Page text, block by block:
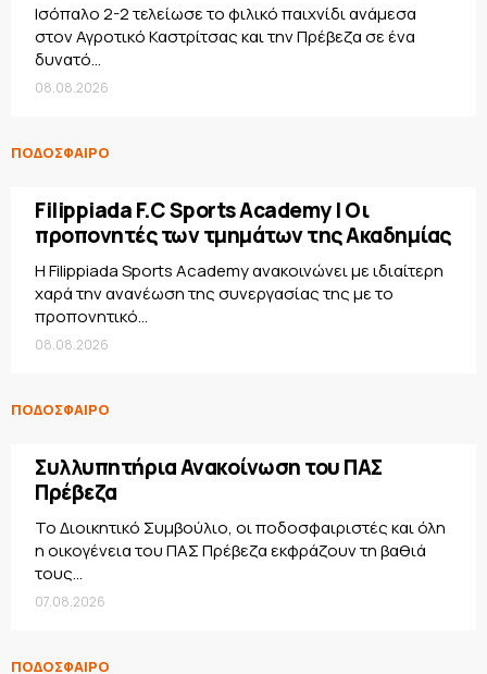
Ισόπαλο 2-2 τελείωσε το φιλικό παιχνίδι ανάμεσα
στον Αγροτικό Καστρίτσας και την Πρέβεζα σε ένα
δυνατό...
08.08.2026
ΠΟΔΟΣΦΑΙΡΟ
Filippiada F.C Sports Academy | Οι
προπονητές των τμημάτων της Ακαδημίας
Η Filippiada Sports Academy ανακοινώνει με ιδιαίτερη
χαρά την ανανέωση της συνεργασίας της με το
προπονητικό...
08.08.2026
ΠΟΔΟΣΦΑΙΡΟ
Συλλυπητήρια Ανακοίνωση του ΠΑΣ
Πρέβεζα
Το Διοικητικό Συμβούλιο, οι ποδοσφαιριστές και όλη
η οικογένεια του ΠΑΣ Πρέβεζα εκφράζουν τη βαθιά
τους...
07.08.2026
ΠΟΔΟΣΦΑΙΡΟ